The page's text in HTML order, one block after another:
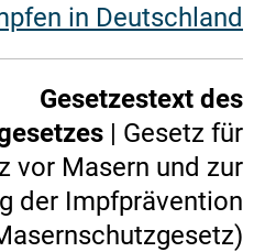
in Deutschland
Gesetzestext des
| Gesetz für
vor Masern und zur
der Impfprävention